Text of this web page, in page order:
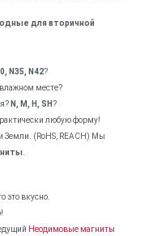
для вторичной
N35, N42?
влажном месте?
N, M, H, SH?
любую форму!
Земли. (RoHS, REACH) Мы
это вкусно.
Неодимовые магниты